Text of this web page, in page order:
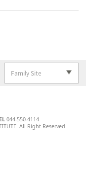
Family Site
044-550-4114
All Right Reserved.